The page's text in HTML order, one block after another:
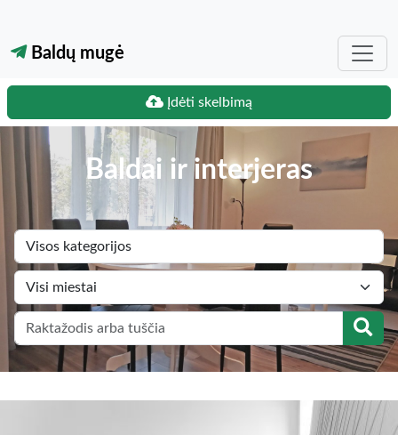
Baldų mugė
Įdėti skelbimą
Baldai ir interjeras